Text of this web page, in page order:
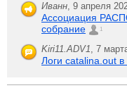
Иванн, 9 апреля
Ассоциация
собрание
1
Kiri11.ADV1, 7
Логи catalina.out